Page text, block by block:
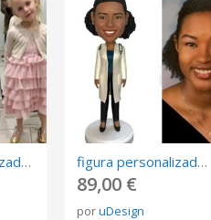
figura personalizada de fotos, 3D retrato Biscuit, muñeca de arte mini me personalizada figura personalizada de fotos, 3D retrato Biscuit, muñeca de arte mini me personalizada
89,00 €
poruDesign